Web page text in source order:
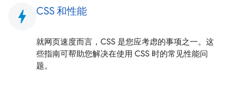
bolt CSS 和性能
就网页速度而言，CSS 是您应考虑的事项之一。这
些指南可帮助您解决在使用 CSS 时的常见性能问
题。